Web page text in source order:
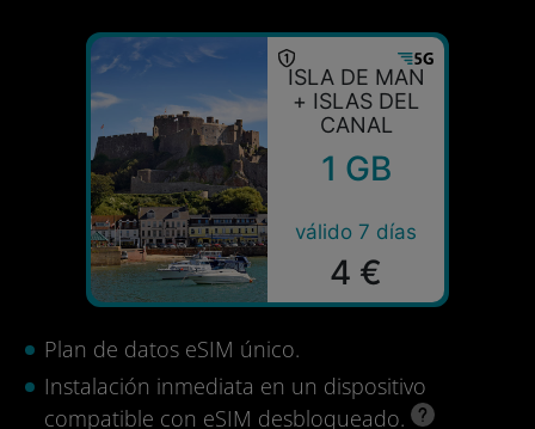
ISLA DE MAN
+ ISLAS DEL
CANAL
1 GB
válido 7 días
4 €
Plan de datos eSIM único.
Instalación inmediata en un dispositivo
compatible con eSIM desbloqueado.